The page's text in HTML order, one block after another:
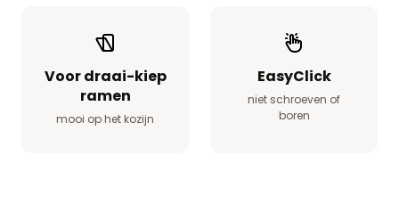
Voor draai-kiep
ramen
mooi op het kozijn
EasyClick
niet schroeven of
boren